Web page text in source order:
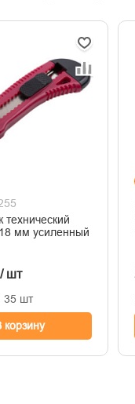
мм усиленный
/ шт
35 шт
корзину